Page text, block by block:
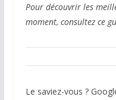
Pour découvrir les
moment, consultez ce
Le saviez-vous ?